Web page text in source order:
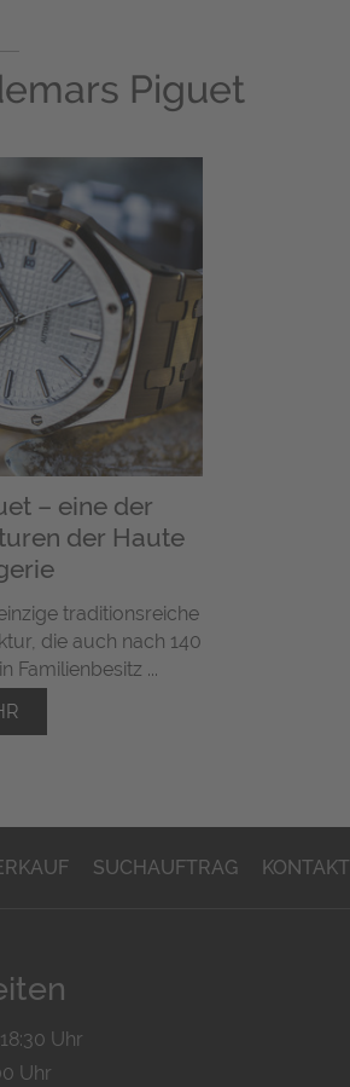
Piguet
– eine der
der Haute
traditionsreiche
die auch nach 140
Familienbesitz ...
SUCHAUFTRAG KONTAKT
Uhr
Uhr